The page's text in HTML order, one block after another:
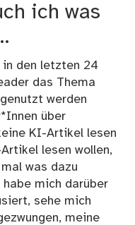
ich was
den letzten 24
das Thema
werden
über
KI-Artikel lesen
lesen wollen,
was dazu
mich darüber
sehe mich
meine